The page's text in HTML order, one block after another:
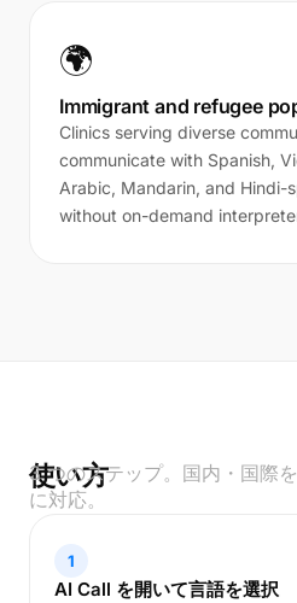
🌍
Immigrant and refugee
Clinics serving diverse
communicate with Spanish,
Arabic, Mandarin, and Hindi-
without on-demand
使い方
3 つのステップ。国内・国際
に対応。
1
AI Call を開いて言語を選択